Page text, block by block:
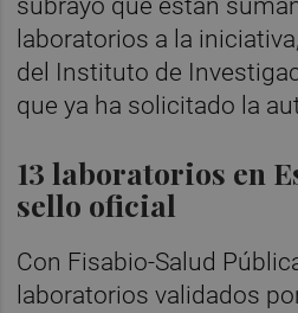
subrayó que están
laboratorios a la
del Instituto de
que ya ha solicitado la
13 laboratorios en
sello oficial
Con Fisabio-Salud
laboratorios validados